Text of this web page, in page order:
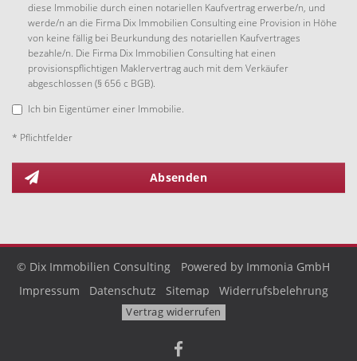
diese Immobilie durch einen notariellen Kaufvertrag erwerbe/n, und
werde/n an die Firma Dix Immobilien Consulting eine Provision in Höhe
von keine fällig bei Beurkundung des notariellen Kaufvertrages
bezahle/n. Die Firma Dix Immobilien Consulting hat einen
provisionspflichtigen Maklervertrag auch mit dem Verkäufer
abgeschlossen (§ 656 c BGB).
Ich bin Eigentümer einer Immobilie.
* Pflichtfelder
Absenden
© Dix Immobilien Consulting
Powered by Immonia GmbH
Impressum
Datenschutz Sitemap Widerrufsbelehrung
Vertrag widerrufen